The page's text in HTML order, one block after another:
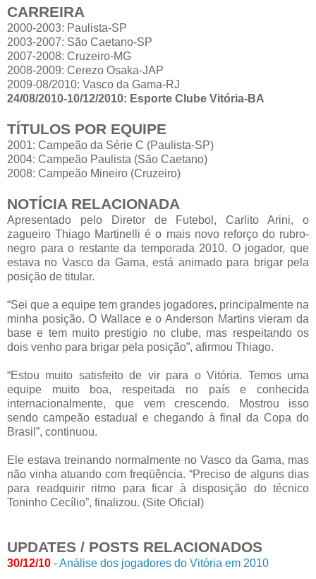
CARREIRA
2000-2003: Paulista-SP
2003-2007: São Caetano-SP
2007-2008: Cruzeiro-MG
2008-2009: Cerezo Osaka-JAP
2009-08/2010: Vasco da Gama-RJ
24/08/2010-10/12/2010: Esporte Clube Vitória-BA
TÍTULOS POR EQUIPE
2001: Campeão da Série C (Paulista-SP)
2004: Campeão Paulista (São Caetano)
2008: Campeão Mineiro (Cruzeiro)
NOTÍCIA RELACIONADA
Apresentado pelo Diretor de Futebol, Carlito Arini, o
zagueiro Thiago Martinelli é o mais novo reforço do rubro-
negro para o restante da temporada 2010. O jogador, que
estava no Vasco da Gama, está animado para brigar pela
posição de titular.
“Sei que a equipe tem grandes jogadores, principalmente na
minha posição. O Wallace e o Anderson Martins vieram da
base e tem muito prestigio no clube, mas respeitando os
dois venho para brigar pela posição”, afirmou Thiago.
“Estou muito satisfeito de vir para o Vitória. Temos uma
equipe muito boa, respeitada no país e conhecida
internacionalmente, que vem crescendo. Mostrou isso
sendo campeão estadual e chegando à final da Copa do
Brasil”, continuou.
Ele estava treinando normalmente no Vasco da Gama, mas
não vinha atuando com freqüência. “Preciso de alguns dias
para readquirir ritmo para ficar à disposição do técnico
Toninho Cecílio”, finalizou. (Site Oficial)
UPDATES / POSTS RELACIONADOS
30/12/10 -Análise dos jogadores do Vitória em 2010